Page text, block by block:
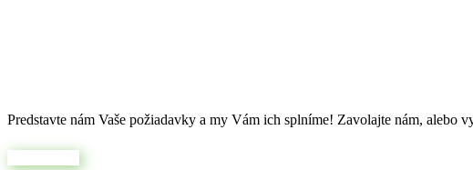
Predstavte nám Vaše požiadavky a my Vám ich splníme! Zavolajte nám, alebo